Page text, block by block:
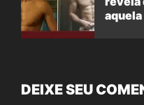
DEIXE SEU